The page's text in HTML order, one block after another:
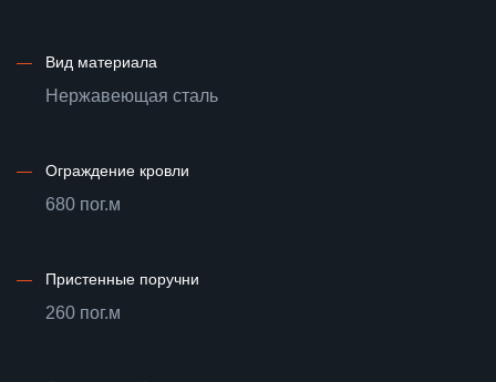
— Вид материала
Нержавеющая сталь
— Ограждение кровли
680 пог.м
— Пристенные поручни
260 пог.м